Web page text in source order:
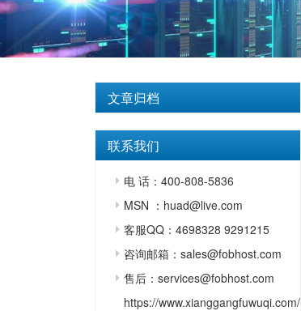
文章归档
联系我们
电 话：400-808-5836
MSN ：huad@live.com
客服QQ：4698328 9291215
咨询邮箱：sales@fobhost.com
售后：services@fobhost.com
https://www.xianggangfuwuqi.com/